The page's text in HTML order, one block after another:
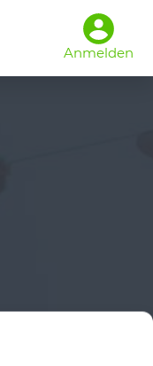
Anmelden